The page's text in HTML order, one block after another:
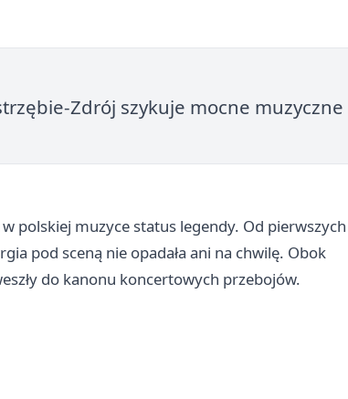
Zdrój szykuje mocne muzyczne
w polskiej muzyce status legendy. Od pierwszych
pod sceną nie opadała ani na chwilę. Obok
do kanonu koncertowych przebojów.